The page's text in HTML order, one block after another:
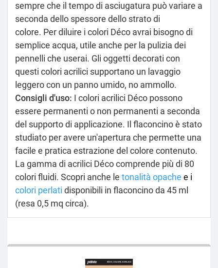
sempre che il tempo di asciugatura può variare a
seconda dello spessore dello strato di
colore. Per diluire i colori Déco avrai bisogno di
semplice acqua, utile anche per la pulizia dei
pennelli che userai. Gli oggetti decorati con
questi colori acrilici supportano un lavaggio
leggero con un panno umido, no ammollo.
Consigli d'uso: I colori acrilici Déco possono
essere permanenti o non permanenti a seconda
del supporto di applicazione. Il flaconcino è stato
studiato per avere un'apertura che permette una
facile e pratica estrazione del colore contenuto.
La gamma di acrilici Déco comprende più di 80
colori fluidi. Scopri anche le tonalità opache e i
colori perlati disponibili in flaconcino da 45 ml
(resa 0,5 mq circa).